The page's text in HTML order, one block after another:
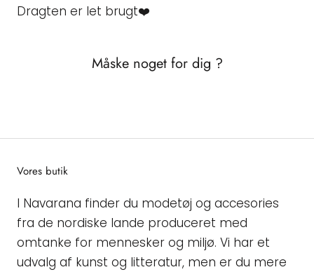
Dragten er let brugt❤️
Måske noget for dig ?
Vores butik
I Navarana finder du modetøj og accesories
fra de nordiske lande produceret med
omtanke for mennesker og miljø. Vi har et
udvalg af kunst og litteratur, men er du mere